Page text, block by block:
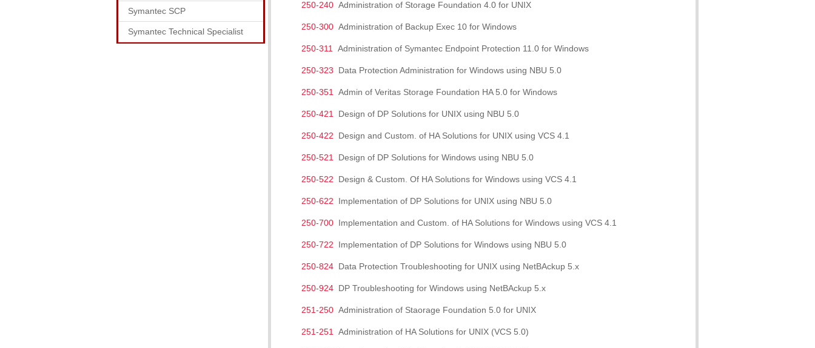
Symantec SCP
Symantec Technical Specialist
250-240 Administration of Storage Foundation 4.0 for UNIX
250-300 Administration of Backup Exec 10 for Windows
250-311 Administration of Symantec Endpoint Protection 11.0 for Windows
250-323 Data Protection Administration for Windows using NBU 5.0
250-351 Admin of Veritas Storage Foundation HA 5.0 for Windows
250-421 Design of DP Solutions for UNIX using NBU 5.0
250-422 Design and Custom. of HA Solutions for UNIX using VCS 4.1
250-521 Design of DP Solutions for Windows using NBU 5.0
250-522 Design & Custom. Of HA Solutions for Windows using VCS 4.1
250-622 Implementation of DP Solutions for UNIX using NBU 5.0
250-700 Implementation and Custom. of HA Solutions for Windows using VCS 4.1
250-722 Implementation of DP Solutions for Windows using NBU 5.0
250-824 Data Protection Troubleshooting for UNIX using NetBAckup 5.x
250-924 DP Troubleshooting for Windows using NetBAckup 5.x
251-250 Administration of Staorage Foundation 5.0 for UNIX
251-251 Administration of HA Solutions for UNIX (VCS 5.0)